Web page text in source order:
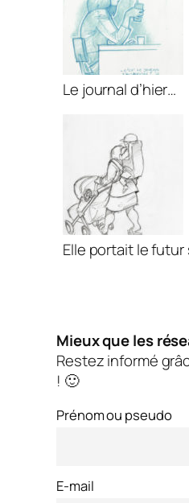
Le journal d’hier…
Elle portait le
Mieux que les
Restez informé
! 🙂
Prénom ou pseudo
E-mail